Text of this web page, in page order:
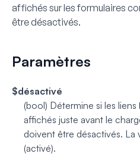
affichés sur les formulaires
être désactivés.
Paramètres
$désactivé
(bool) Détermine si les liens
affichés juste avant le
doivent être désactivés. La
(activé).